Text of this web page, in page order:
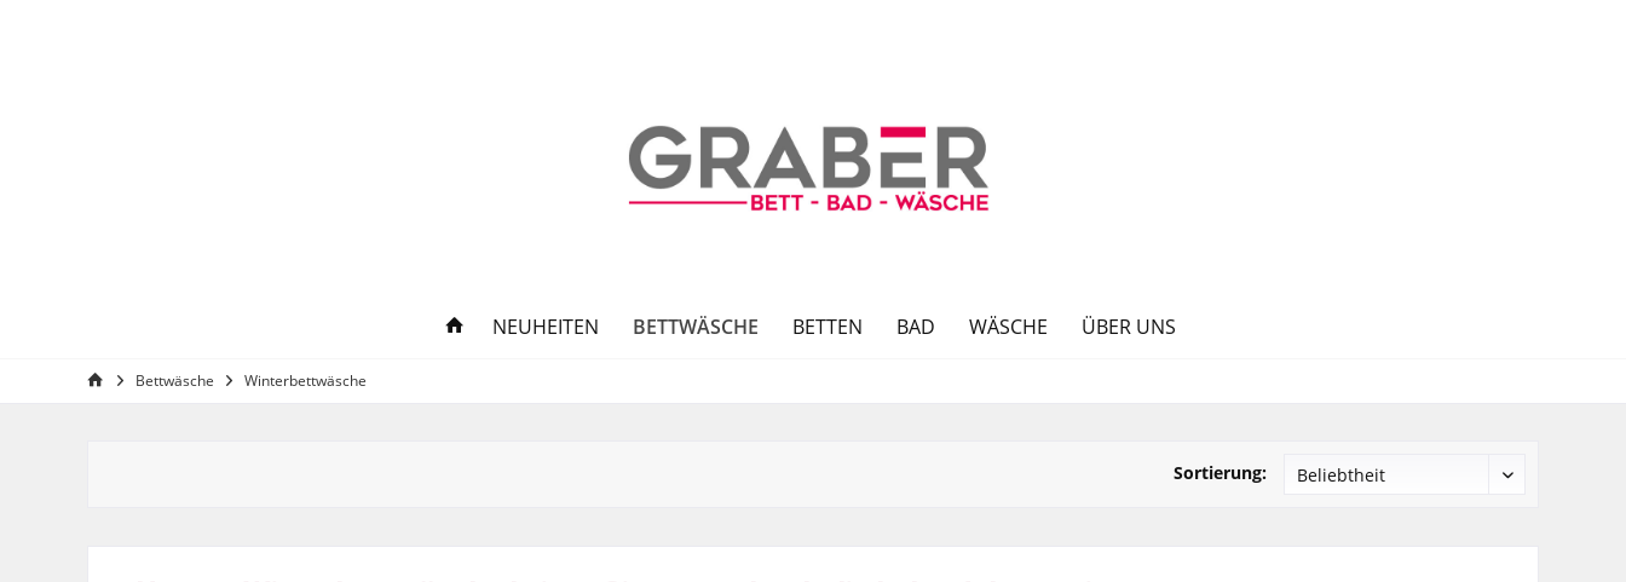
NEUHEITEN BETTWÄSCHE BETTEN BAD WÄSCHE ÜBER UNS
Bettwäsche Winterbettwäsche
Sortierung: